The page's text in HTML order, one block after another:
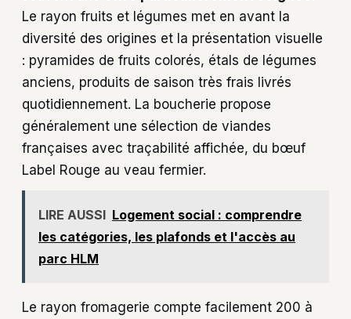
Le rayon fruits et légumes met en avant la
diversité des origines et la présentation visuelle
: pyramides de fruits colorés, étals de légumes
anciens, produits de saison très frais livrés
quotidiennement. La boucherie propose
généralement une sélection de viandes
françaises avec traçabilité affichée, du bœuf
Label Rouge au veau fermier.
LIRE AUSSI Logement social : comprendre
les catégories, les plafonds et l'accès au
parc HLM
Le rayon fromagerie compte facilement 200 à